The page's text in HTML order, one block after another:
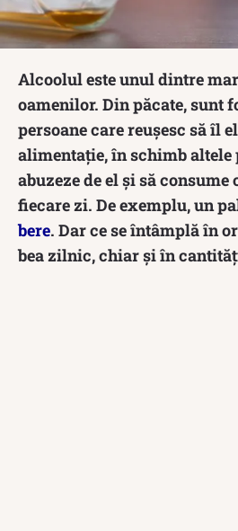
Alcoolul este unul dintre
oamenilor. Din păcate, sunt
persoane care reușesc să îl
alimentație, în schimb altele
abuzeze de el și să
fiecare zi. De exemplu, un
bere. Dar ce se întâmplă în
bea zilnic, chiar și în